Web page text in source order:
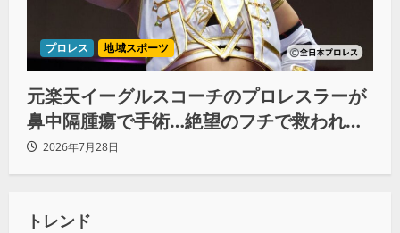
プロレス 地域スポーツ
元楽天イーグルスコーチのプロレスラーが
鼻中隔腫瘍で手術…絶望のフチで救われた
リーダーの言葉
2026年7月28日
トレンド